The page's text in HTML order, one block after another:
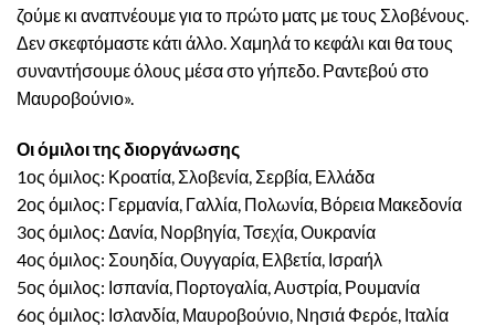
ζούμε κι αναπνέουμε για το πρώτο ματς με τους Σλοβένους.
Δεν σκεφτόμαστε κάτι άλλο. Χαμηλά το κεφάλι και θα τους
συναντήσουμε όλους μέσα στο γήπεδο. Ραντεβού στο
Μαυροβούνιο».
Οι όμιλοι της διοργάνωσης
1ος όμιλος: Κροατία, Σλοβενία, Σερβία, Ελλάδα
2ος όμιλος: Γερμανία, Γαλλία, Πολωνία, Βόρεια Μακεδονία
3ος όμιλος: Δανία, Νορβηγία, Τσεχία, Ουκρανία
4ος όμιλος: Σουηδία, Ουγγαρία, Ελβετία, Ισραήλ
5ος όμιλος: Ισπανία, Πορτογαλία, Αυστρία, Ρουμανία
6ος όμιλος: Ισλανδία, Μαυροβούνιο, Νησιά Φερόε, Ιταλία